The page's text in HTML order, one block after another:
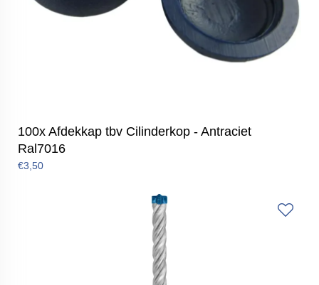
100x Afdekkap tbv Cilinderkop - Antraciet
Ral7016
€3,50